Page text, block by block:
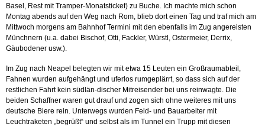
Basel, Rest mit Tramper-Monatsticket) zu Buche. Ich machte mich schon
Montag abends auf den Weg nach Rom, blieb dort einen Tag und traf mich am
Mittwoch morgens am Bahnhof Termini mit den ebenfalls im Zug angereisten
Münchnern (u.a. dabei Bischof, Otti, Fackler, Würstl, Ostermeier, Derrix,
Gäubodener usw.).
Im Zug nach Neapel belegten wir mit etwa 15 Leuten ein Großraumabteil,
Fahnen wurden aufgehängt und uferlos rumgeplärrt, so dass sich auf der
restlichen Fahrt kein südlän-discher Mitreisender bei uns reinwagte. Die
beiden Schaffner waren gut drauf und zogen sich ohne weiteres mit uns
deutsche Biere rein. Unterwegs wurden Feld- und Bauarbeiter mit
Leuchtraketen „begrüßt“ und selbst als im Tunnel ein Trupp mit diesen